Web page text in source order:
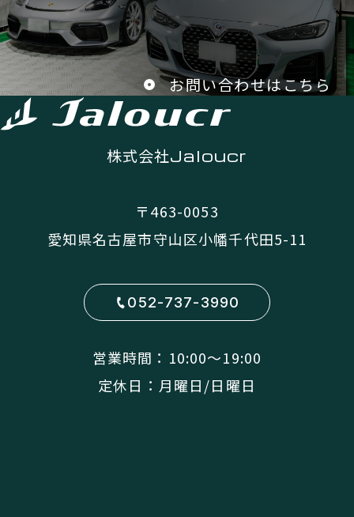
お問い合わせはこちら
株式会社Jaloucr
〒463-0053
愛知県名古屋市守山区小幡千代田5-11
052-737-3990
営業時間：10:00〜19:00
定休日：月曜日/日曜日